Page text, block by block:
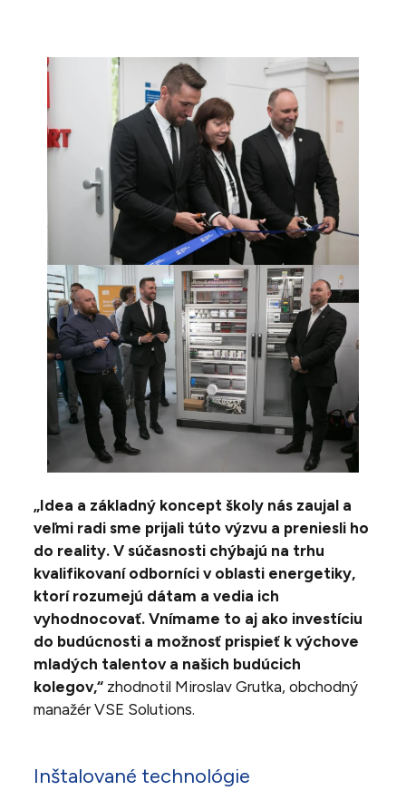
„Idea a základný koncept školy nás zaujal a
veľmi radi sme prijali túto výzvu a preniesli ho
do reality. V súčasnosti chýbajú na trhu
kvalifikovaní odborníci v oblasti energetiky,
ktorí rozumejú dátam a vedia ich
vyhodnocovať. Vnímame to aj ako investíciu
do budúcnosti a možnosť prispieť k výchove
mladých talentov a našich budúcich
kolegov,“ zhodnotil Miroslav Grutka, obchodný
manažér VSE Solutions.
Inštalované technológie